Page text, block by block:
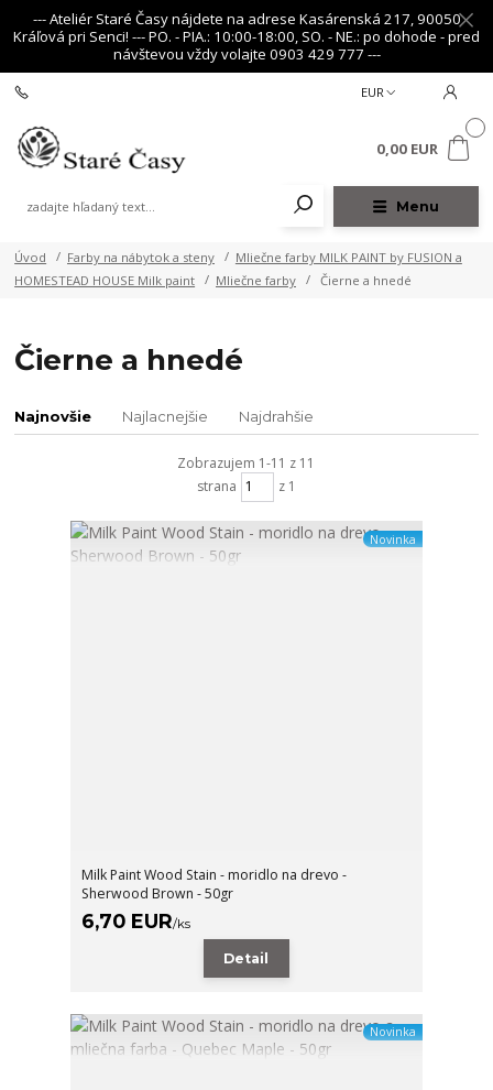
--- Ateliér Staré Časy nájdete na adrese Kasárenská 217, 90050
Kráľová pri Senci! --- PO. - PIA.: 10:00-18:00, SO. - NE.: po dohode - pred
návštevou vždy volajte 0903 429 777 ---
Menu
EUR
0,00 EUR
Úvod Farby na nábytok a steny
Mliečne farby MILK PAINT by FUSION a
HOMESTEAD HOUSE Milk paint
Mliečne farby Čierne a hnedé
Čierne a hnedé
Najnovšie Najlacnejšie Najdrahšie
Zobrazujem 1-11 z 11
strana
z 1
Novinka
Milk Paint Wood Stain - moridlo na drevo -
Sherwood Brown - 50gr
6,70 EUR/ks
Detail
Novinka